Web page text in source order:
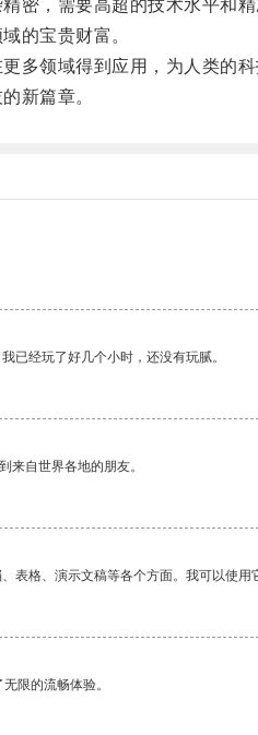
，需要高超的技术水平和精
的宝贵财富。
领域得到应用，为人类的科
新篇章。
已经玩了好几个小时，还没有玩腻。
来自世界各地的朋友。
表格、演示文稿等各个方面。我可以使用
限的流畅体验。